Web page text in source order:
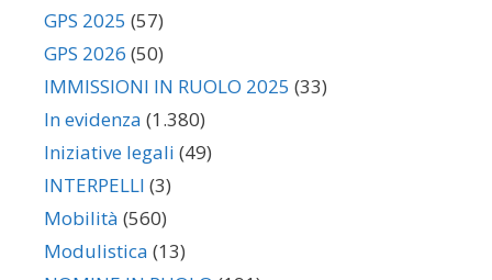
GPS 2025 (57)
GPS 2026 (50)
IMMISSIONI IN RUOLO 2025 (33)
In evidenza (1.380)
Iniziative legali (49)
INTERPELLI (3)
Mobilità (560)
Modulistica (13)